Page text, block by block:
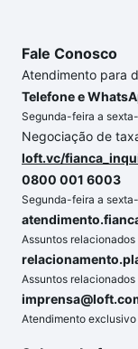
Fale Conosco
Atendimento para
Telefone e
Segunda-feira a
Negociação de
loft.vc/
0800 001 6003
Segunda-feira a
Assuntos
Assuntos
Atendimento